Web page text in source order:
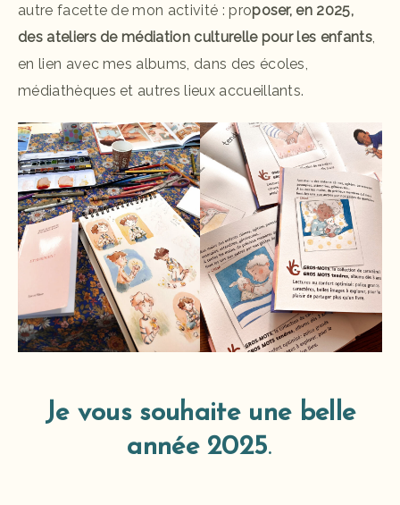
autre facette de mon activité : proposer, en 2025,
des ateliers de médiation culturelle pour les enfants,
en lien avec mes albums, dans des écoles,
médiathèques et autres lieux accueillants.
Je vous souhaite une belle
année 2025.